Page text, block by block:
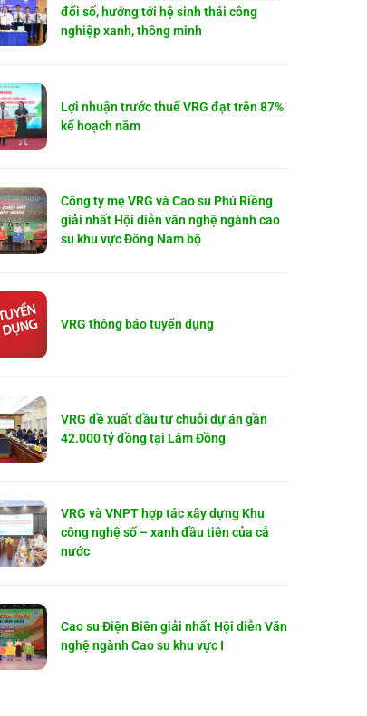
đổi số, hướng tới hệ sinh thái công
nghiệp xanh, thông minh
Lợi nhuận trước thuế VRG đạt trên 87%
kế hoạch năm
Công ty mẹ VRG và Cao su Phú Riềng
giải nhất Hội diễn văn nghệ ngành cao
su khu vực Đông Nam bộ
VRG thông báo tuyển dụng
VRG đề xuất đầu tư chuỗi dự án gần
42.000 tỷ đồng tại Lâm Đồng
VRG và VNPT hợp tác xây dựng Khu
công nghệ số – xanh đầu tiên của cả
nước
Cao su Điện Biên giải nhất Hội diễn Văn
nghệ ngành Cao su khu vực I